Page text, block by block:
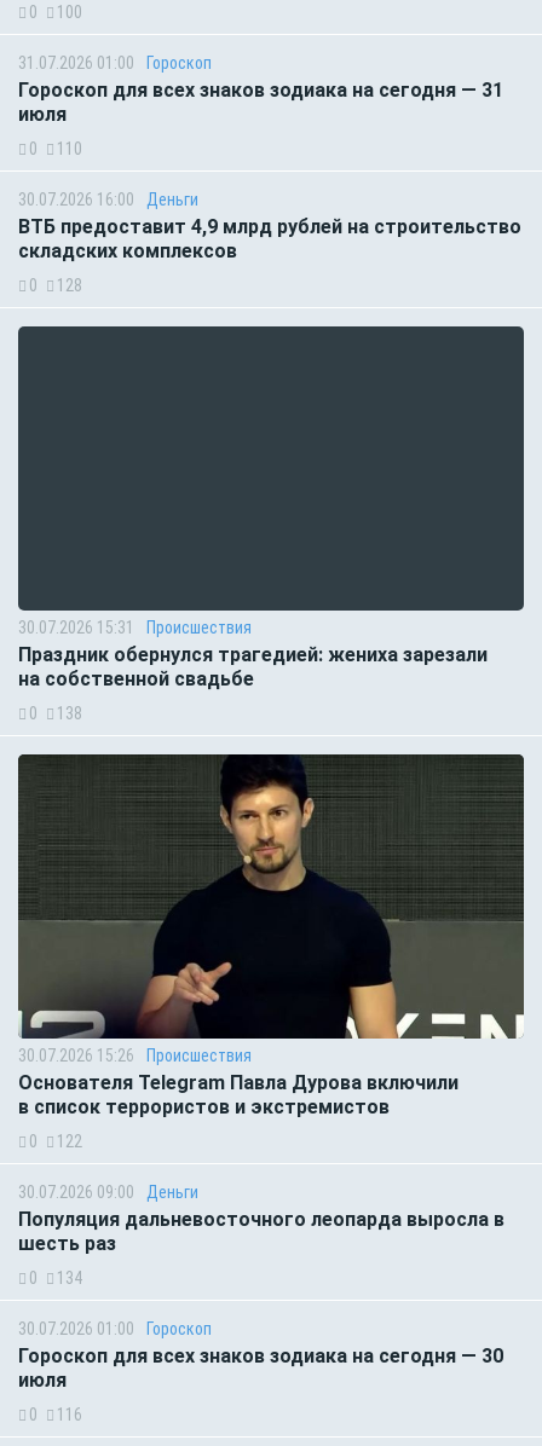
0 100
31.07.2026 01:00 Гороскоп
Гороскоп для всех знаков зодиака на сегодня — 31
июля
0 110
30.07.2026 16:00 Деньги
ВТБ предоставит 4,9 млрд рублей на строительство
складских комплексов
0 128
30.07.2026 15:31 Происшествия
Праздник обернулся трагедией: жениха зарезали
на собственной свадьбе
0 138
30.07.2026 15:26 Происшествия
Основателя Telegram Павла Дурова включили
в список террористов и экстремистов
0 122
30.07.2026 09:00 Деньги
Популяция дальневосточного леопарда выросла в
шесть раз
0 134
30.07.2026 01:00 Гороскоп
Гороскоп для всех знаков зодиака на сегодня — 30
июля
0 116